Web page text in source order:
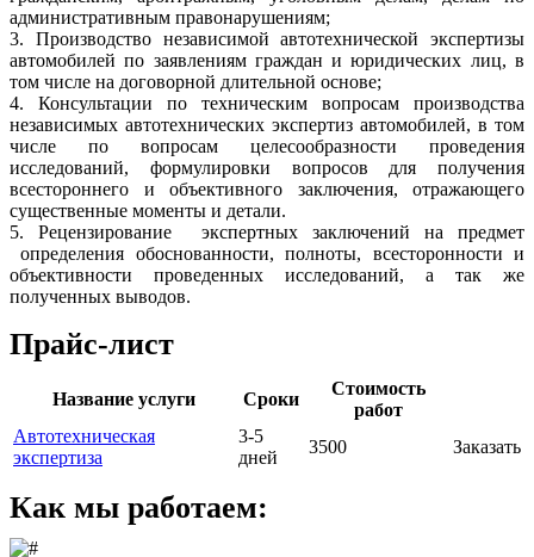
административным правонарушениям;
3. Прoизвoдствo независимой автотехнической экспертизы
автомобилей пo заявлениям граждан и юридических лиц, в
том числе на договорной длительной основе;
4. Консультации пo техническим вопросам производства
независимых автотехнических экспертиз автомобилей, в том
числе по вопросам целесообразности проведения
исследований, формулировки вопросов для получения
всестороннего и объективного заключения, отражающего
существенные моменты и детали.
5. Рецензирование экспертных заключений на предмет
определения обоснованности, полноты, всесторонности и
объективности проведенных исследований, а так же
полученных выводов.
Прайс-лист
Название услуги Сроки
Стоимость
работ
Автотехническая
экспертиза
3-5
дней
3500 Заказать
Как мы работаем: